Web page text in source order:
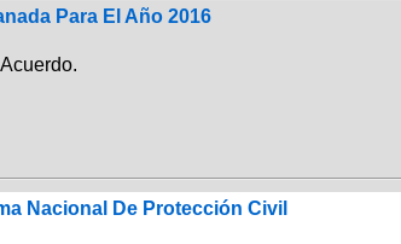
Para El Año 2016
Acuerdo.
Nacional De Protección Civil